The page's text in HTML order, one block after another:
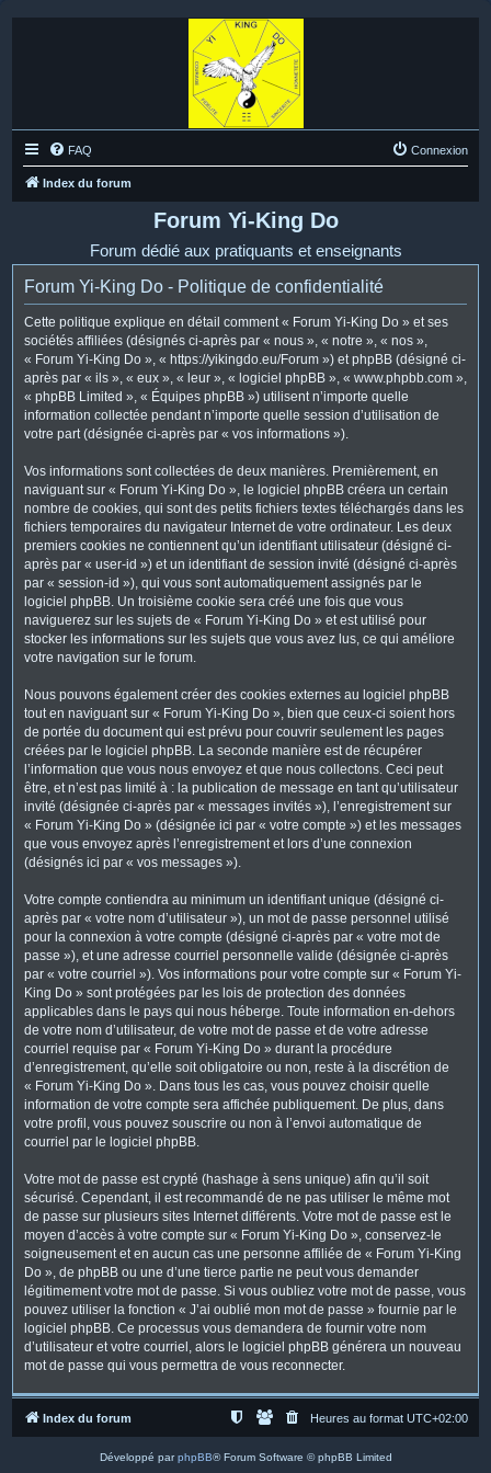
FAQ Connexion
Index du forum
Forum Yi-King Do
Forum dédié aux pratiquants et enseignants
Forum Yi-King Do - Politique de confidentialité
Cette politique explique en détail comment « Forum Yi-King Do » et ses
sociétés affiliées (désignés ci-après par « nous », « notre », « nos »,
« Forum Yi-King Do », « https://yikingdo.eu/Forum ») et phpBB (désigné ci-
après par « ils », « eux », « leur », « logiciel phpBB », « www.phpbb.com »,
« phpBB Limited », « Équipes phpBB ») utilisent n’importe quelle
information collectée pendant n’importe quelle session d’utilisation de
votre part (désignée ci-après par « vos informations »).
Vos informations sont collectées de deux manières. Premièrement, en
naviguant sur « Forum Yi-King Do », le logiciel phpBB créera un certain
nombre de cookies, qui sont des petits fichiers textes téléchargés dans les
fichiers temporaires du navigateur Internet de votre ordinateur. Les deux
premiers cookies ne contiennent qu’un identifiant utilisateur (désigné ci-
après par « user-id ») et un identifiant de session invité (désigné ci-après
par « session-id »), qui vous sont automatiquement assignés par le
logiciel phpBB. Un troisième cookie sera créé une fois que vous
naviguerez sur les sujets de « Forum Yi-King Do » et est utilisé pour
stocker les informations sur les sujets que vous avez lus, ce qui améliore
votre navigation sur le forum.
Nous pouvons également créer des cookies externes au logiciel phpBB
tout en naviguant sur « Forum Yi-King Do », bien que ceux-ci soient hors
de portée du document qui est prévu pour couvrir seulement les pages
créées par le logiciel phpBB. La seconde manière est de récupérer
l’information que vous nous envoyez et que nous collectons. Ceci peut
être, et n’est pas limité à : la publication de message en tant qu’utilisateur
invité (désignée ci-après par « messages invités »), l’enregistrement sur
« Forum Yi-King Do » (désignée ici par « votre compte ») et les messages
que vous envoyez après l’enregistrement et lors d’une connexion
(désignés ici par « vos messages »).
Votre compte contiendra au minimum un identifiant unique (désigné ci-
après par « votre nom d’utilisateur »), un mot de passe personnel utilisé
pour la connexion à votre compte (désigné ci-après par « votre mot de
passe »), et une adresse courriel personnelle valide (désignée ci-après
par « votre courriel »). Vos informations pour votre compte sur « Forum Yi-
King Do » sont protégées par les lois de protection des données
applicables dans le pays qui nous héberge. Toute information en-dehors
de votre nom d’utilisateur, de votre mot de passe et de votre adresse
courriel requise par « Forum Yi-King Do » durant la procédure
d’enregistrement, qu’elle soit obligatoire ou non, reste à la discrétion de
« Forum Yi-King Do ». Dans tous les cas, vous pouvez choisir quelle
information de votre compte sera affichée publiquement. De plus, dans
votre profil, vous pouvez souscrire ou non à l’envoi automatique de
courriel par le logiciel phpBB.
Votre mot de passe est crypté (hashage à sens unique) afin qu’il soit
sécurisé. Cependant, il est recommandé de ne pas utiliser le même mot
de passe sur plusieurs sites Internet différents. Votre mot de passe est le
moyen d’accès à votre compte sur « Forum Yi-King Do », conservez-le
soigneusement et en aucun cas une personne affiliée de « Forum Yi-King
Do », de phpBB ou une d’une tierce partie ne peut vous demander
légitimement votre mot de passe. Si vous oubliez votre mot de passe, vous
pouvez utiliser la fonction « J’ai oublié mon mot de passe » fournie par le
logiciel phpBB. Ce processus vous demandera de fournir votre nom
d’utilisateur et votre courriel, alors le logiciel phpBB générera un nouveau
mot de passe qui vous permettra de vous reconnecter.
Index du forum Heures au format UTC+02:00
Développé parphpBB® Forum Software © phpBB Limited